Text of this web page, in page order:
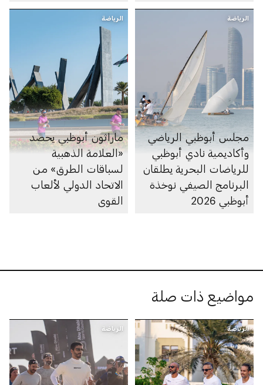
الرياضة
مجلس أبوظبي الرياضي
وأكاديمية نادي أبوظبي
للرياضات البحرية يطلقان
البرنامج الصيفي نوخذة
أبوظبي 2026
الرياضة
ماراثون أبوظبي يحصد
«العلامة الذهبية
لسباقات الطرق» من
الاتحاد الدولي لألعاب
القوى
مواضيع ذات صلة
الرياضة الرياضة